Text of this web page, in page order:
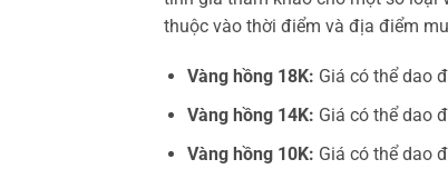
thuộc vào thời điểm và địa điểm
Vàng hồng 18K: Giá có thể dao
Vàng hồng 14K: Giá có thể dao
Vàng hồng 10K: Giá có thể dao